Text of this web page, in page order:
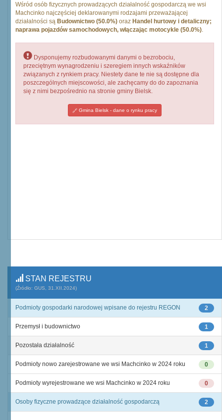
Wśród osób fizycznych prowadzących działalność gospodarczą we wsi
Machcinko najczęściej deklarowanymi rodzajami przeważającej
działalności są Budownictwo (50.0%) oraz Handel hurtowy i detaliczny;
naprawa pojazdów samochodowych, włączając motocykle (50.0%).
Dysponujemy rozbudowanymi danymi o bezrobociu,
przeciętnym wynagrodzeniu i szeregiem innych wskaźników
związanych z rynkiem pracy. Niestety dane te nie są dostępne dla
poszczególnych miejscowości, ale zachęcamy do do zapoznania
się z nimi bezpośrednio na stronie gminy Bielsk.
Gmina Bielsk - dane o rynku pracy
STAN REJESTRU
(Źródło: GUS, 31.XII.2024)
2
Podmioty gospodarki narodowej wpisane do rejestru REGON
1
Przemysł i budownictwo
1
Pozostała działalność
0
Podmioty nowo zarejestrowane we wsi Machcinko w 2024 roku
0
Podmioty wyrejestrowane we wsi Machcinko w 2024 roku
2
Osoby fizyczne prowadzące działalność gospodarczą